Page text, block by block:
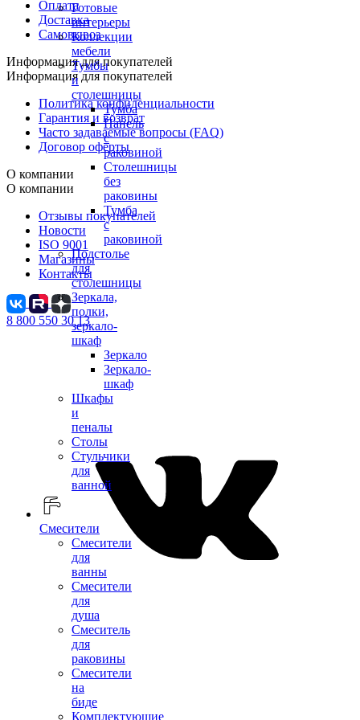
Готовые
интерьеры
Коллекции
мебели
Тумбы
и
столешницы
Тумба
Панель
с
раковиной
Столешницы
без
раковины
Тумба
с
раковиной
Подстолье
для
столешницы
Зеркала,
полки,
зеркало-
шкаф
Зеркало
Зеркало-
шкаф
Шкафы
и
пеналы
Столы
Стульчики
для
ванной
Смесители
Смесители
для
ванны
Смесители
для
душа
Смеситель
для
раковины
Смесители
на
биде
Комплектующие
Оплата
Доставка
Самовывоз
Информация для покупателей
Информация для покупателей
Политика конфиденциальности
Гарантия и возврат
Часто задаваемые вопросы (FAQ)
Договор оферты
О компании
О компании
Отзывы покупателей
Новости
ISO 9001
Магазины
Контакты
8 800 550 30 13